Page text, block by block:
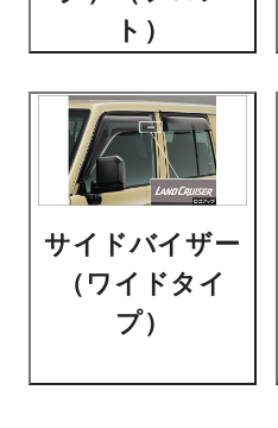
ト）
サイドバイザー
（ワイドタイ
プ）